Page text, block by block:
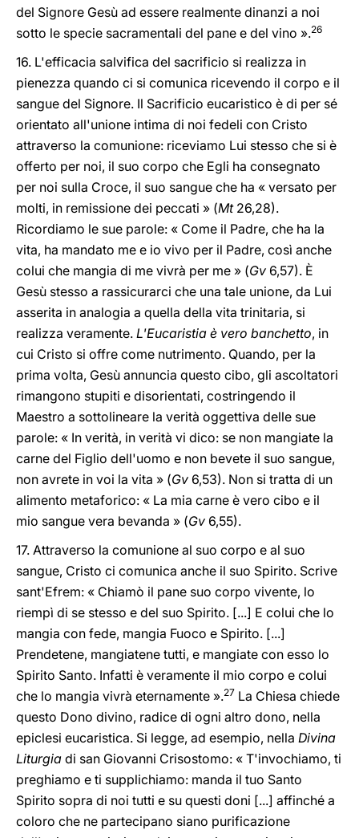
del Signore Gesù ad essere realmente dinanzi a noi
sotto le specie sacramentali del pane e del vino ».26
16. L'efficacia salvifica del sacrificio si realizza in
pienezza quando ci si comunica ricevendo il corpo e il
sangue del Signore. Il Sacrificio eucaristico è di per sé
orientato all'unione intima di noi fedeli con Cristo
attraverso la comunione: riceviamo Lui stesso che si è
offerto per noi, il suo corpo che Egli ha consegnato
per noi sulla Croce, il suo sangue che ha « versato per
molti, in remissione dei peccati » (Mt26,28).
Ricordiamo le sue parole: « Come il Padre, che ha la
vita, ha mandato me e io vivo per il Padre, così anche
colui che mangia di me vivrà per me » (Gv 6,57). È
Gesù stesso a rassicurarci che una tale unione, da Lui
asserita in analogia a quella della vita trinitaria, si
realizza veramente. L'Eucaristia è vero banchetto, in
cui Cristo si offre come nutrimento. Quando, per la
prima volta, Gesù annuncia questo cibo, gli ascoltatori
rimangono stupiti e disorientati, costringendo il
Maestro a sottolineare la verità oggettiva delle sue
parole: « In verità, in verità vi dico: se non mangiate la
carne del Figlio dell'uomo e non bevete il suo sangue,
non avrete in voi la vita » (Gv 6,53). Non si tratta di un
alimento metaforico: « La mia carne è vero cibo e il
mio sangue vera bevanda » (Gv 6,55).
17. Attraverso la comunione al suo corpo e al suo
sangue, Cristo ci comunica anche il suo Spirito. Scrive
sant'Efrem: « Chiamò il pane suo corpo vivente, lo
riempì di se stesso e del suo Spirito. [...] E colui che lo
mangia con fede, mangia Fuoco e Spirito. [...]
Prendetene, mangiatene tutti, e mangiate con esso lo
Spirito Santo. Infatti è veramente il mio corpo e colui
che lo mangia vivrà eternamente ».27 La Chiesa chiede
questo Dono divino, radice di ogni altro dono, nella
epiclesi eucaristica. Si legge, ad esempio, nella Divina
Liturgia di san Giovanni Crisostomo: « T'invochiamo, ti
preghiamo e ti supplichiamo: manda il tuo Santo
Spirito sopra di noi tutti e su questi doni [...] affinché a
coloro che ne partecipano siano purificazione